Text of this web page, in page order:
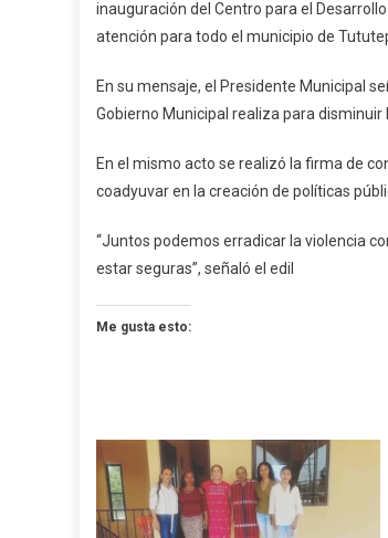
inauguración del Centro para el
atención para todo el municipio de
En su mensaje, el Presidente Municipal
Gobierno Municipal realiza para disminuir
En el mismo acto se realizó la firma de
coadyuvar en la creación de políticas
“Juntos podemos erradicar la violencia
estar seguras”, señaló el edil
Me gusta esto: